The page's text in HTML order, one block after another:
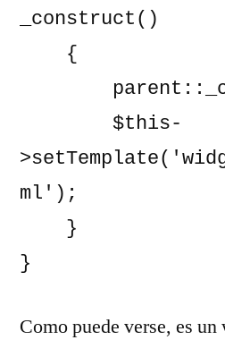
_construct()
ml');
}
Como puede verse, es